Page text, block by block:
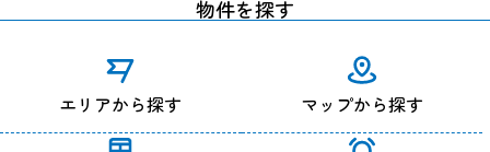
物件を探す
エリアから探す マップから探す